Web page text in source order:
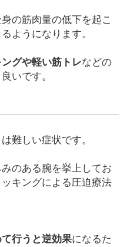
の筋肉量の低下を起こ
ようになります。
グや軽い筋トレなどの
いです。
難しい症状です。
のある腕を挙上してお
キングによる圧迫療法
行うと逆効果になるた